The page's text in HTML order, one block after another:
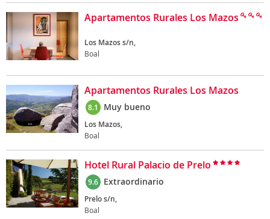
Apartamentos Rurales Los Mazos
Los Mazos s/n,
Boal
Apartamentos Rurales Los Mazos
8.1 Muy bueno
Los Mazos,
Boal
Hotel Rural Palacio de Prelo
9.6 Extraordinario
Prelo s/n,
Boal